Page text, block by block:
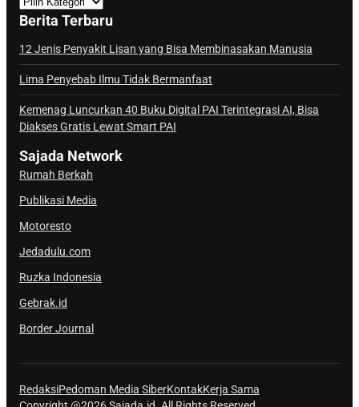
a
n
a
l
S
a
j
d
a
Berita Terbaru
12 Jenis Penyakit Lisan yang Bisa Membinasakan Manusia
Lima Penyebab Ilmu Tidak Bermanfaat
Kemenag Luncurkan 40 Buku Digital PAI Terintegrasi AI, Bisa
Diakses Gratis Lewat Smart PAI
Sajada Network
Rumah Berkah
Publikasi Media
Motoresto
Jedadulu.com
Ruzka Indonesia
Gebrak.id
Border Journal
RedaksiPedoman Media SiberKontakKerja Sama